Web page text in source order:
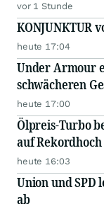
vor 1 Stunde
KONJUNKTUR
heute 17:04
Under Armour
schwächeren
heute 17:00
Ölpreis-Turbo
auf Rekordhoch
heute 16:03
Union und
ab